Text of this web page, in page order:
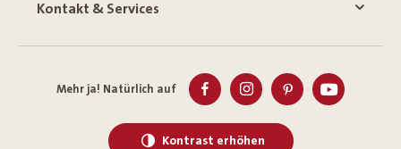
Kontakt & Services
Mehr ja! Natürlich auf
Kontrast erhöhen